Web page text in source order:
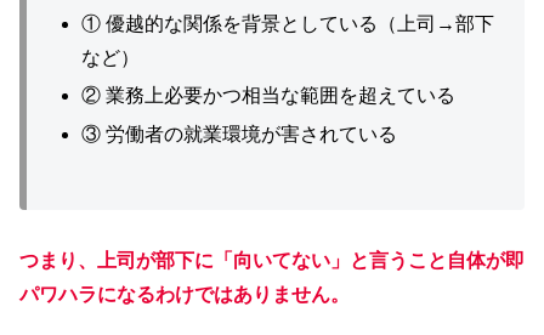
① 優越的な関係を背景としている（上司→部下
など）
② 業務上必要かつ相当な範囲を超えている
③ 労働者の就業環境が害されている
つまり、上司が部下に「向いてない」と言うこと自体が即
パワハラになるわけではありません。